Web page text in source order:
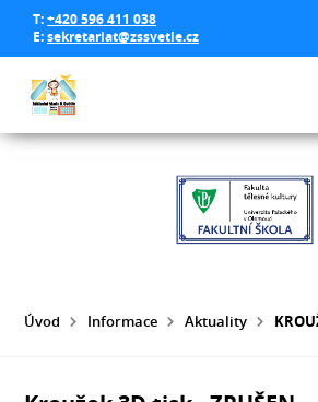
T:+420 596 411 038
E:sekretariat@zssvetle.cz
Úvod Informace Aktuality